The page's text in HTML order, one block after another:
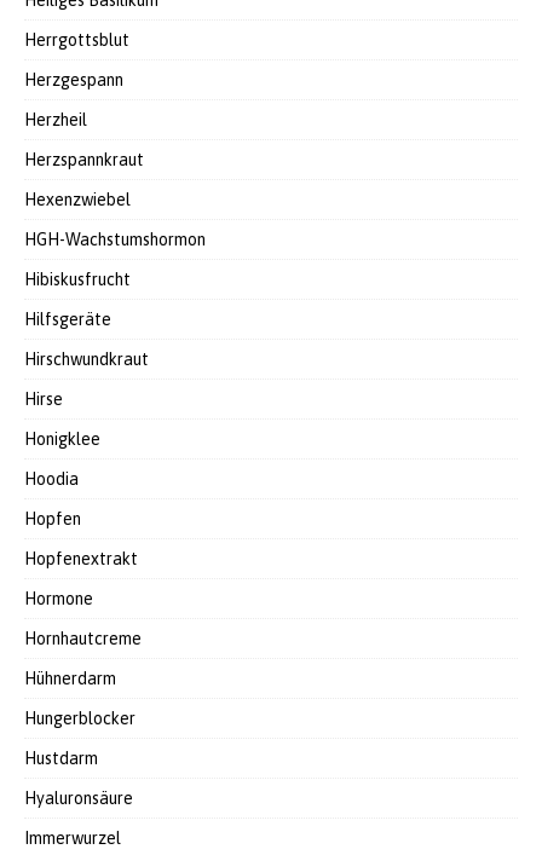
Herrgottsblut
Herzgespann
Herzheil
Herzspannkraut
Hexenzwiebel
HGH-Wachstumshormon
Hibiskusfrucht
Hilfsgeräte
Hirschwundkraut
Hirse
Honigklee
Hoodia
Hopfen
Hopfenextrakt
Hormone
Hornhautcreme
Hühnerdarm
Hungerblocker
Hustdarm
Hyaluronsäure
Immerwurzel